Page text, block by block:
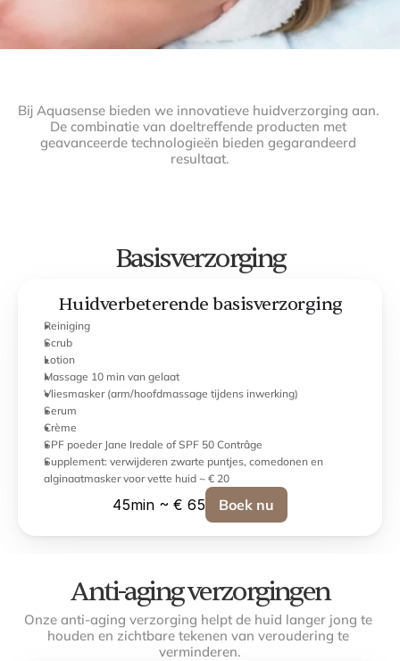
Bij Aquasense bieden we innovatieve huidverzorging aan.
De combinatie van doeltreffende producten met
geavanceerde technologieën bieden gegarandeerd
resultaat.
Basisverzorging
Huidverbeterende basisverzorging
Reiniging
Scrub
Lotion
Massage 10 min van gelaat
Vliesmasker (arm/hoofdmassage tijdens inwerking)
Serum
Crème
SPF poeder Jane Iredale of SPF 50 Contrâge
Supplement: verwijderen zwarte puntjes, comedonen en
alginaatmasker voor vette huid ~ € 20
45min ~ € 65 Boek nu
Anti-aging verzorgingen
Onze anti-aging verzorging helpt de huid langer jong te
houden en zichtbare tekenen van veroudering te
verminderen.